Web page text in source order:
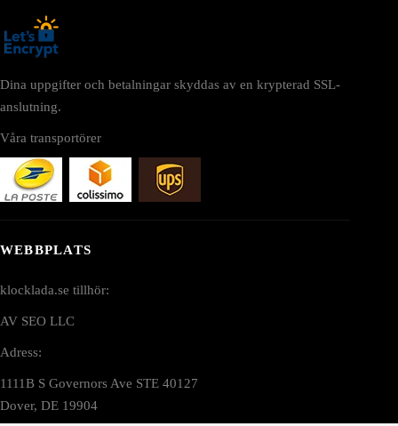
Dina uppgifter och betalningar skyddas av en krypterad SSL-
anslutning.
Våra transportörer
WEBBPLATS
klocklada.se tillhör:
AV SEO LLC
Adress:
1111B S Governors Ave STE 40127
Dover, DE 19904